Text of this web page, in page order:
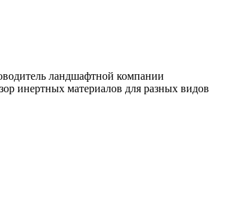
ландшафтной компании
инертных материалов для разных видов